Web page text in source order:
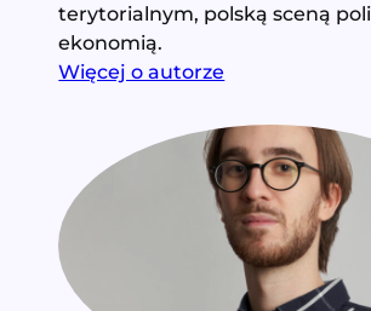
terytorialnym, polską sceną
ekonomią.
Więcej o autorze